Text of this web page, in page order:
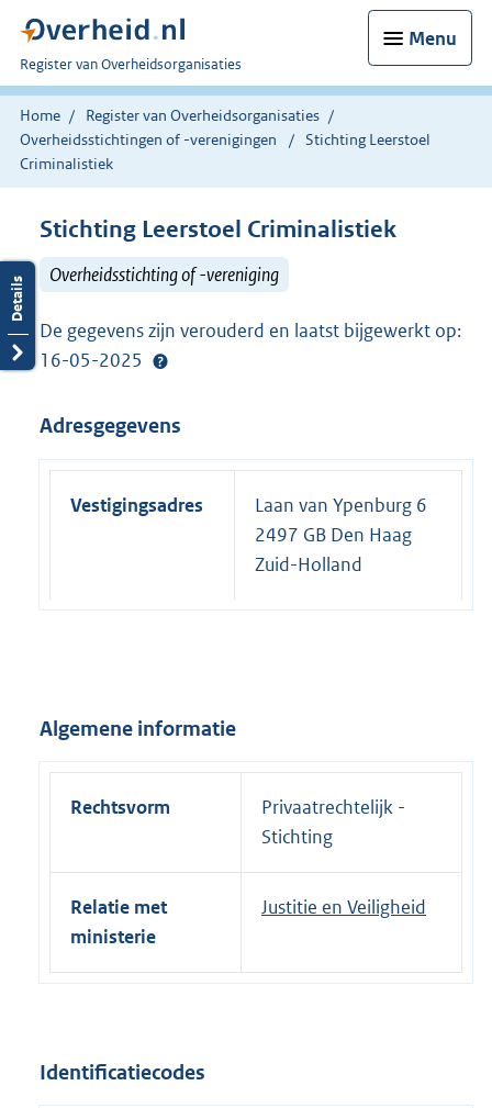
Menu
U
bent
nu
hier:
Register van Overheidsorganisaties
Home
Register van Overheidsorganisaties
Overheidsstichtingen of -verenigingen
Stichting Leerstoel
Criminalistiek
Stichting Leerstoel Criminalistiek
Overheidsstichting of -vereniging
De gegevens zijn verouderd en laatst bijgewerkt op:
16-05-2025
Adresgegevens
Vestigingsadres
Laan van Ypenburg 6
2497 GB Den Haag
Zuid-Holland
Algemene informatie
Rechtsvorm
Privaatrechtelijk -
Stichting
Relatie met
ministerie
Justitie en Veiligheid
Identificatiecodes